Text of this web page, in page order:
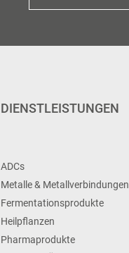
DIENSTLEISTUNGEN
ADCs
Metalle & Metallverbindungen
Fermentationsprodukte
Heilpflanzen
Pharmaprodukte